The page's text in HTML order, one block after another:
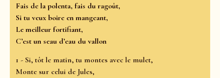
Fais de la polenta, fais du ragoût,
Si tu veux boire en mangeant,
Le meilleur fortifiant,
C’est un seau d’eau du vallon
1 - Si, tôt le matin, tu montes avec le mulet,
Monte sur celui de Jules,